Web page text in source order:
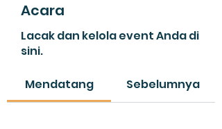
Acara
Lacak dan kelola event Anda di
sini.
Mendatang Sebelumnya